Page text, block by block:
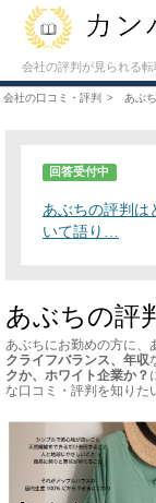
会社の評判が見られる転
会社の口コミ・評判 あぶ
回答受付中
あぶちの評判は
いて語り…
あぶちの評
あぶちにお勤めの方に、
クライフバランス、年収
クか、ホワイト企業か？
な口コミ・評判を知りた